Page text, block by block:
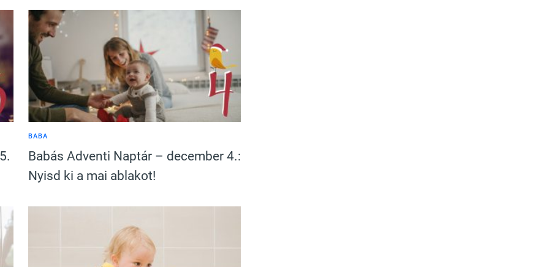
BABA
Babás Adventi Naptár – december 4.:
Nyisd ki a mai ablakot!